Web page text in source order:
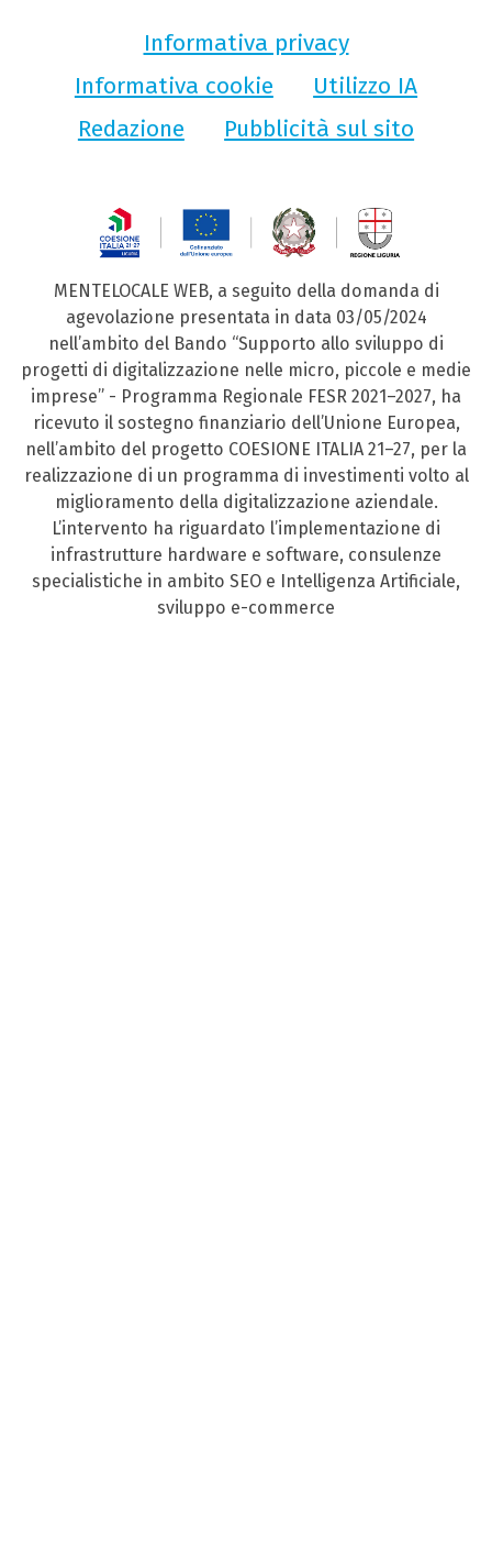
Informativa privacy
Informativa cookie
Utilizzo IA
Redazione
Pubblicità sul sito
MENTELOCALE WEB, a seguito della domanda di
agevolazione presentata in data 03/05/2024
nell’ambito del Bando “Supporto allo sviluppo di
progetti di digitalizzazione nelle micro, piccole e medie
imprese” - Programma Regionale FESR 2021–2027, ha
ricevuto il sostegno finanziario dell’Unione Europea,
nell’ambito del progetto COESIONE ITALIA 21–27, per la
realizzazione di un programma di investimenti volto al
miglioramento della digitalizzazione aziendale.
L’intervento ha riguardato l’implementazione di
infrastrutture hardware e software, consulenze
specialistiche in ambito SEO e Intelligenza Artificiale,
sviluppo e-commerce